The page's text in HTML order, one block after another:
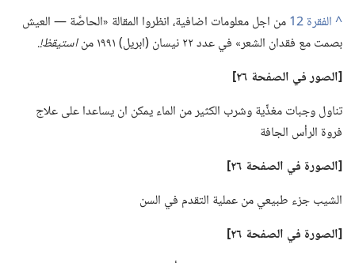
^
من اجل معلومات اضافية،‏ انظروا المقالة «الحاصَّة —‏ العيش
بصمت مع فقدان الشعر» في عدد ٢٢ نيسان (‏ابريل)‏ ١٩٩١ من
استيقظ!‏‏.‏
‏[الصورفي الصفحة ٢٦]‏
تناول وجبات مغذِّية وشرب الكثير من الماء يمكن ان يساعدا على علاج
فروة الرأس الجافة
‏[الصورة في الصفحة ٢٦]‏
الشيب جزء طبيعي من عملية التقدم في السن
‏[الصورة في الصفحة ٢٦]‏